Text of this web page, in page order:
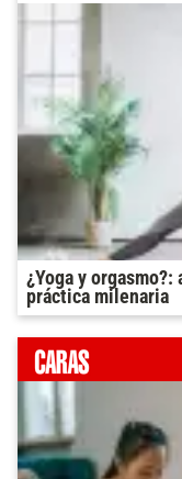
¿Yoga y
práctica milenaria